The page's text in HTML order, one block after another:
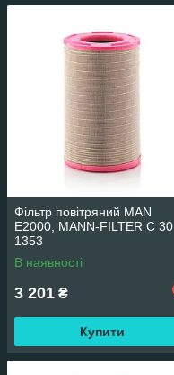
Фільтр повітряний MAN
E2000, MANN-FILTER C 30
1353
В наявності
3 201 ₴
Купити